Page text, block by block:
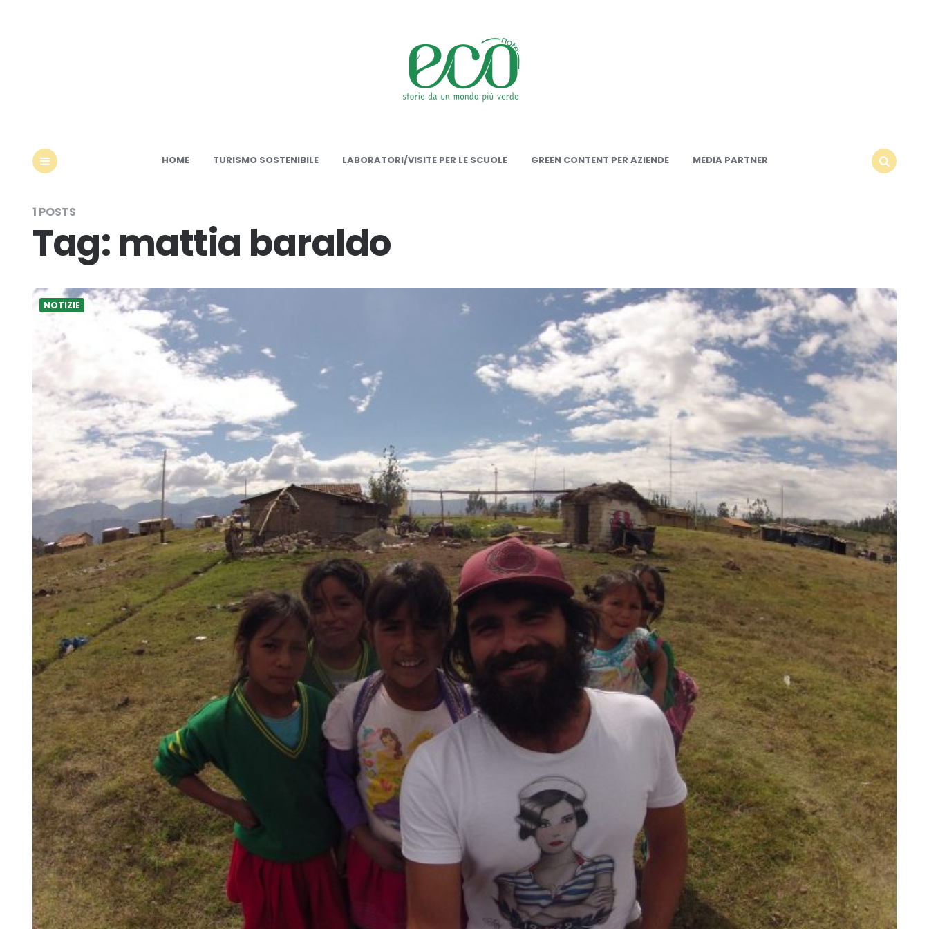
HOME TURISMO SOSTENIBILE LABORATORI/VISITE PER LE SCUOLE GREEN CONTENT PER AZIENDE
MEDIA PARTNER
1 POSTS
Tag: mattia baraldo
NOTIZIE